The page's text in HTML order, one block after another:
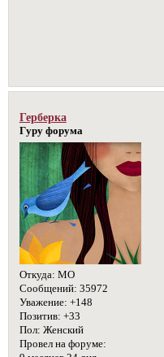
Герберка
Гуру форума
Откуда: МО
Сообщений: 35972
Уважение: +148
Позитив: +33
Пол: Женский
Провел на форуме: